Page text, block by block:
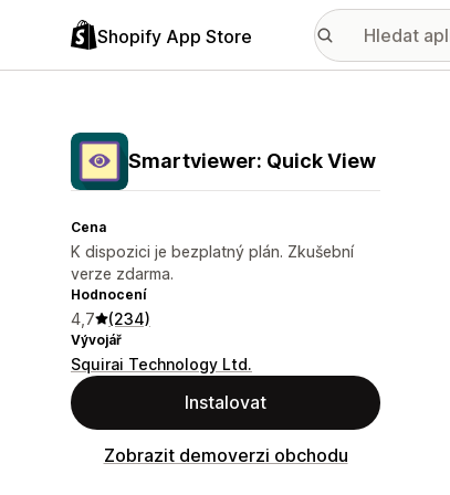
Shopify App Store
Smartviewer: Quick View
Cena
K dispozici je bezplatný plán. Zkušební
verze zdarma.
Hodnocení
4,7 (234)
Vývojář
Squirai Technology Ltd.
Instalovat
Zobrazit demoverzi obchodu